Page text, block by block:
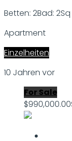
Betten: 2Bad: 2
Apartment
Einzelheiten
10 Jahren vor
For Sale
$990,000.00